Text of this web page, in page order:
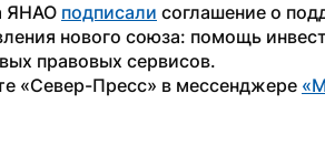
ЯНАО подписали соглашение о
нового союза: помощь
правовых сервисов.
«Север-Пресс» в мессенджере